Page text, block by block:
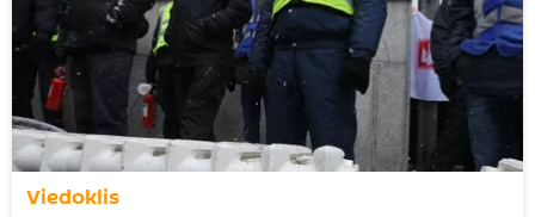
Viedoklis